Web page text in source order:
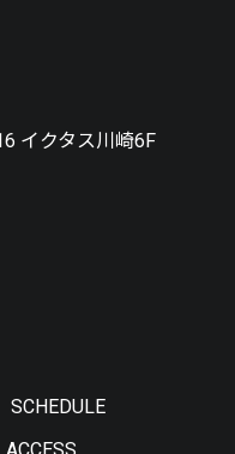
イクタス川崎6F
SCHEDULE
ACCESS